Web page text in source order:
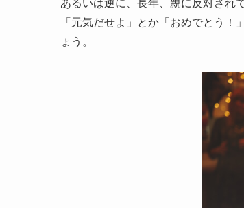
あるいは逆に、長年、親に反対され
「元気だせよ」とか「おめでとう
ょう。